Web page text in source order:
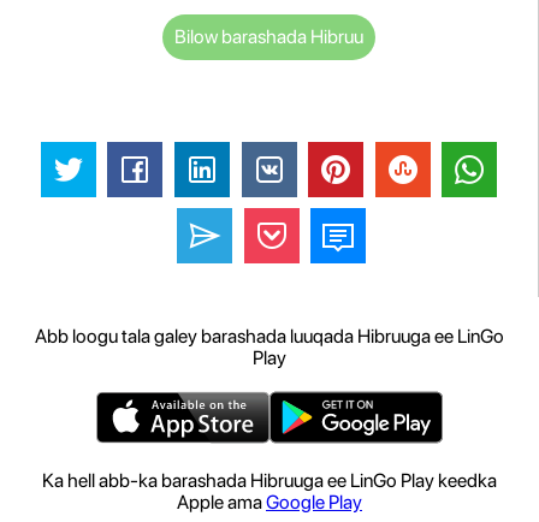
Bilow barashada Hibruu
Abb loogu tala galey barashada luuqada Hibruuga ee LinGo
Play
Ka hell abb-ka barashada Hibruuga ee LinGo Play keedka
Apple amaGoogle Play